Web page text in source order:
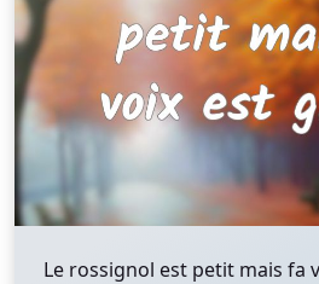
Le rossignol est petit mais fa